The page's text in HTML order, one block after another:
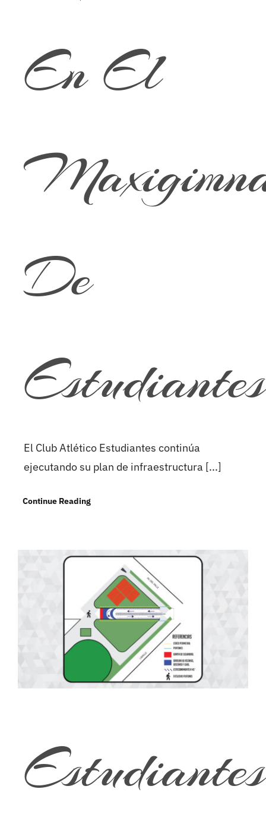
En El
De
Estudiantes
El Club Atlético Estudiantes continúa
ejecutando su plan de infraestructura [...]
Continue Reading
Estudiantes